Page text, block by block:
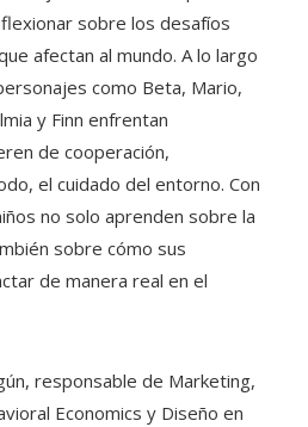
sobre los desafíos
afectan al mundo. A lo largo
como Beta, Mario,
y Finn enfrentan
de cooperación,
el cuidado del entorno. Con
no solo aprenden sobre la
sobre cómo sus
de manera real en el
responsable de Marketing,
Economics y Diseño en